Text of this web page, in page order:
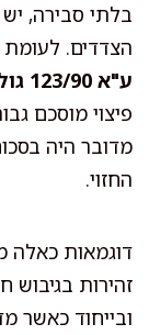
בלתי סבירה,
הצדדים. לעומת
ע"א 123/90 גולדשטיין נ' לוי
פיצוי מוסכם
מדובר היה
החזוי.
דוגמאות כאלה
זהירות בגיבוש
ובייחוד כאשר